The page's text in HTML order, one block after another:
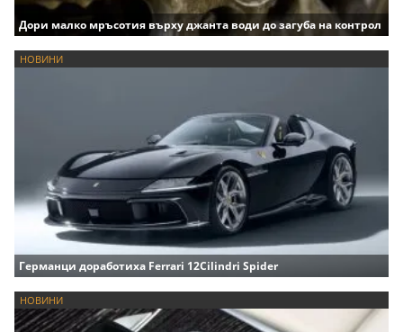
Дори малко мръсотия върху джанта води до загуба на контрол
НОВИНИ
Германци доработиха Ferrari 12Cilindri Spider
НОВИНИ